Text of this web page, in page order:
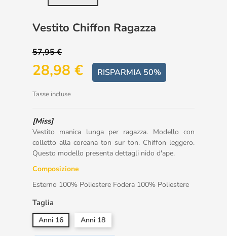
Vestito Chiffon Ragazza
57,95 €
28,98 € RISPARMIA 50%
Tasse incluse
[Miss]
Vestito manica lunga per ragazza. Modello con
colletto alla coreana ton sur ton. Chiffon leggero.
Questo modello presenta dettagli nido d'ape.
Composizione
Esterno 100% Poliestere Fodera 100% Poliestere
Taglia
Anni 16 Anni 18